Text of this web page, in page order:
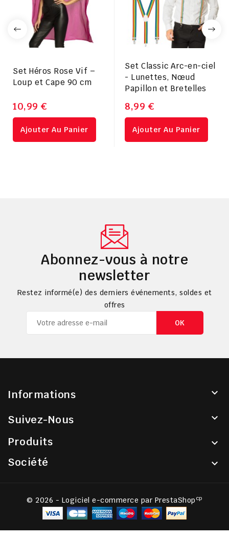
Set Héros Rose Vif –
Loup et Cape 90 cm
10,99 €
Ajouter Au Panier
Set Classic Arc-en-ciel
- Lunettes, Nœud
Papillon et Bretelles
8,99 €
Ajouter Au Panier
Abonnez-vous à notre
newsletter
Restez informé(e) des derniers événements, soldes et
offres
Informations 
Suivez-Nous 
Produits 
Société 
© 2026 - Logiciel e-commerce par PrestaShop cp